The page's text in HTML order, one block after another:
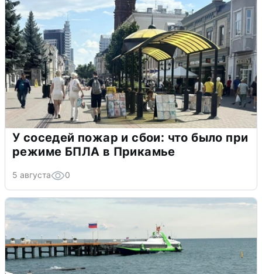
У соседей пожар и сбои: что было при
режиме БПЛА в Прикамье
5 августа 0